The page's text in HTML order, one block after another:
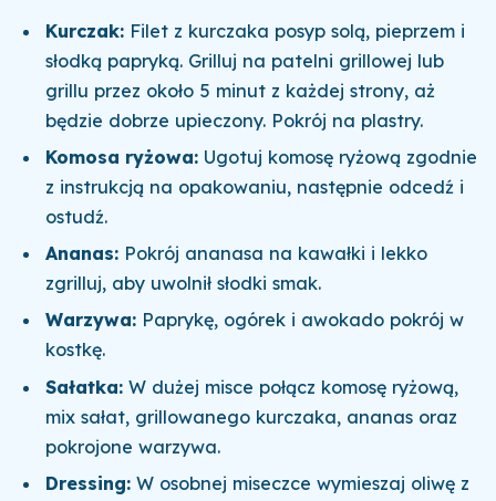
Kurczak: Filet z kurczaka posyp solą, pieprzem i
słodką papryką. Grilluj na patelni grillowej lub
grillu przez około 5 minut z każdej strony, aż
będzie dobrze upieczony. Pokrój na plastry.
Komosa ryżowa: Ugotuj komosę ryżową zgodnie
z instrukcją na opakowaniu, następnie odcedź i
ostudź.
Ananas: Pokrój ananasa na kawałki i lekko
zgrilluj, aby uwolnił słodki smak.
Warzywa: Paprykę, ogórek i awokado pokrój w
kostkę.
Sałatka: W dużej misce połącz komosę ryżową,
mix sałat, grillowanego kurczaka, ananas oraz
pokrojone warzywa.
Dressing:W osobnej miseczce wymieszaj oliwę z